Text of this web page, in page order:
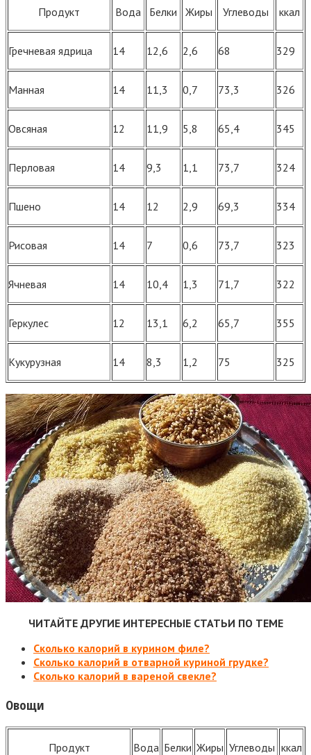
Продукт Вода Белки Жиры Углеводы ккал
Гречневая ядрица 14 12,6 2,6 68 329
Манная 14 11,3 0,7 73,3 326
Овсяная 12 11,9 5,8 65,4 345
Перловая 14 9,3 1,1 73,7 324
Пшено 14 12 2,9 69,3 334
Рисовая 14 7 0,6 73,7 323
Ячневая 14 10,4 1,3 71,7 322
Геркулес 12 13,1 6,2 65,7 355
Кукурузная 14 8,3 1,2 75 325
ЧИТАЙТЕ ДРУГИЕ ИНТЕРЕСНЫЕ СТАТЬИ ПО ТЕМЕ
Сколько калорий в курином филе?
Сколько калорий в отварной куриной грудке?
Сколько калорий в вареной свекле?
Овощи
Продукт Вода Белки Жиры Углеводы ккал